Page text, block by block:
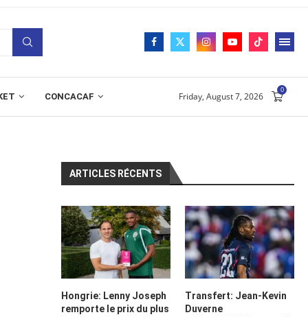
CONCACAF Friday, August 7, 2026
0
ARTICLES RÉCENTS
Hongrie: Lenny Joseph
remporte le prix du plus
Transfert: Jean-Kevin
Duverne